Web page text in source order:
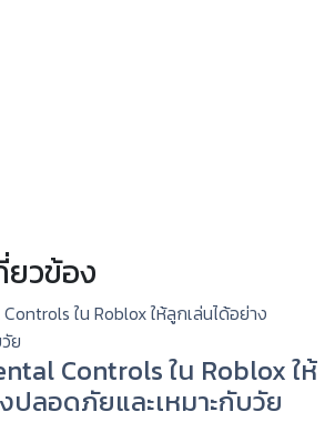
วข้อง
Controls ใน Roblox ให้
ปลอดภัยและเหมาะกับวัย